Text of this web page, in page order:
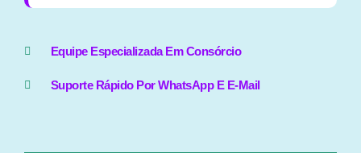
Equipe Especializada Em Consórcio
Suporte Rápido Por WhatsApp E E-Mail